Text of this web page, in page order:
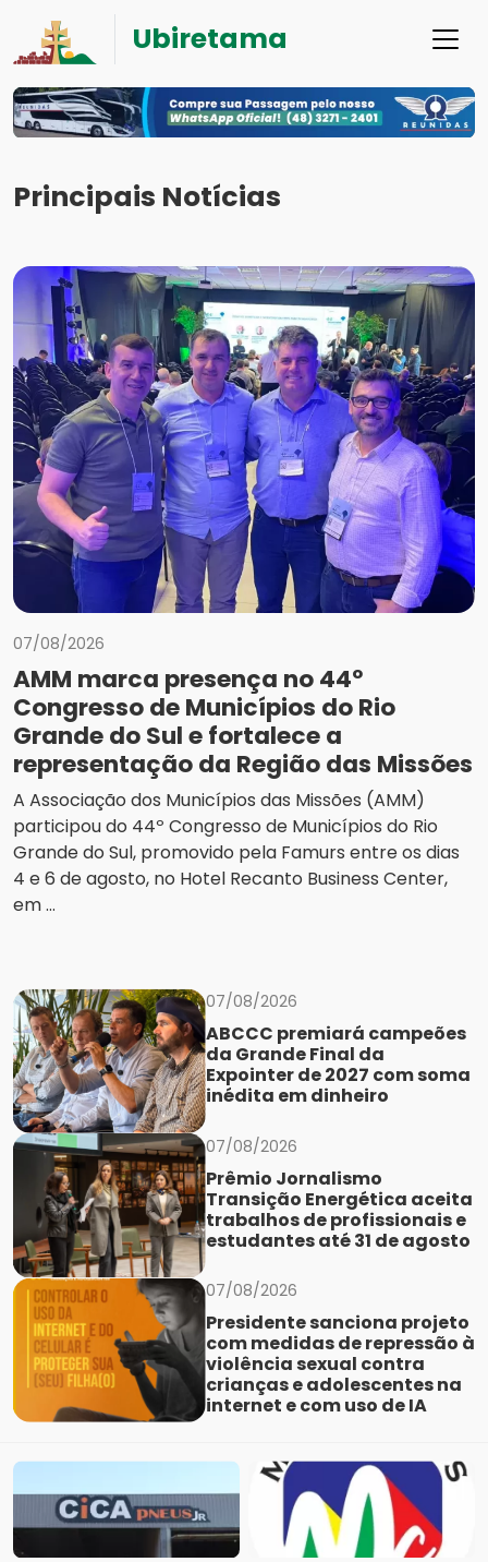
Ubiretama
Principais Notícias
07/08/2026
AMM marca presença no 44º
Congresso de Municípios do Rio
Grande do Sul e fortalece a
representação da Região das Missões
A Associação dos Municípios das Missões (AMM)
participou do 44º Congresso de Municípios do Rio
Grande do Sul, promovido pela Famurs entre os dias
4 e 6 de agosto, no Hotel Recanto Business Center,
em ...
07/08/2026
ABCCC premiará campeões
da Grande Final da
Expointer de 2027 com soma
inédita em dinheiro
07/08/2026
Prêmio Jornalismo
Transição Energética aceita
trabalhos de profissionais e
estudantes até 31 de agosto
07/08/2026
Presidente sanciona projeto
com medidas de repressão à
violência sexual contra
crianças e adolescentes na
internet e com uso de IA